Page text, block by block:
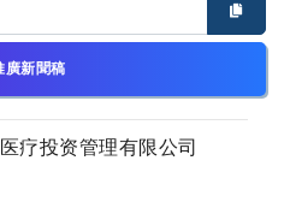
廣新聞稿
疗投资管理有限公司